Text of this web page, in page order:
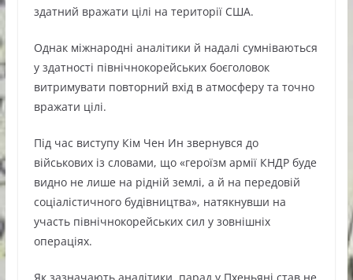
здатний вражати цілі на території США.
Однак міжнародні аналітики й надалі сумніваються
у здатності північнокорейських боєголовок
витримувати повторний вхід в атмосферу та точно
вражати цілі.
Під час виступу Кім Чен Ин звернувся до
військових із словами, що «героїзм армії КНДР буде
видно не лише на рідній землі, а й на передовій
соціалістичного будівництва», натякнувши на
участь північнокорейських сил у зовнішніх
операціях.